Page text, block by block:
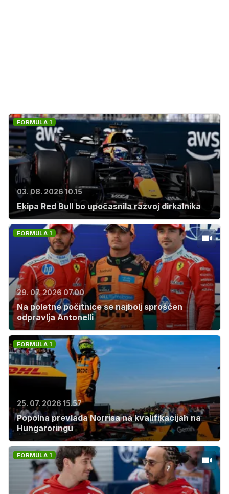
FORMULA 1
03. 08. 2026 10.15
Ekipa Red Bull bo upočasnila razvoj dirkalnika
FORMULA 1
29. 07. 2026 07.00
Na poletne počitnice se najbolj sproščen
odpravlja Antonelli
FORMULA 1
25. 07. 2026 15.57
Popolna prevlada Norrisa na kvalifikacijah na
Hungaroringu
FORMULA 1